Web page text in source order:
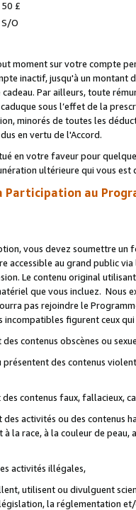
50 £
S/O
moment sur votre compte
inactif, jusqu'à un montant
Par ailleurs, toute
sous l’effet de la
minorés de toutes les
en vertu de l'Accord.
en votre faveur pour
ultérieure qui vous est
Participation au
vous devez soumettre
accessible au grand public
Le contenu original
que vous incluez. Nous
pas rejoindre le
incompatibles figurent ceux
contenus obscènes ou
des contenus
contenus faux, fallacieux,
activités ou des contenus
la race, à la couleur de
activités illégales,
utilisent ou divulguent
la réglementation